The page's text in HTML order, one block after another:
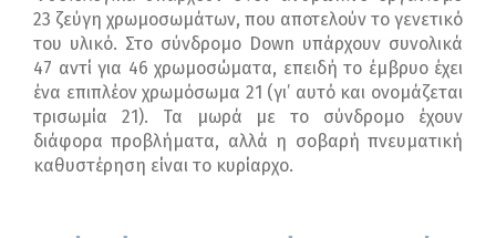
23 ζεύγη χρωμοσωμάτων, που αποτελούν το γενετικό
του υλικό. Στο σύνδρομο Down υπάρχουν συνολικά
47 αντί για 46 χρωμοσώματα, επειδή το έμβρυο έχει
ένα επιπλέον χρωμόσωμα 21 (γι’ αυτό και ονομάζεται
τρισωμία 21). Τα μωρά με το σύνδρομο έχουν
διάφορα προβλήματα, αλλά η σοβαρή πνευματική
καθυστέρηση είναι το κυρίαρχο.